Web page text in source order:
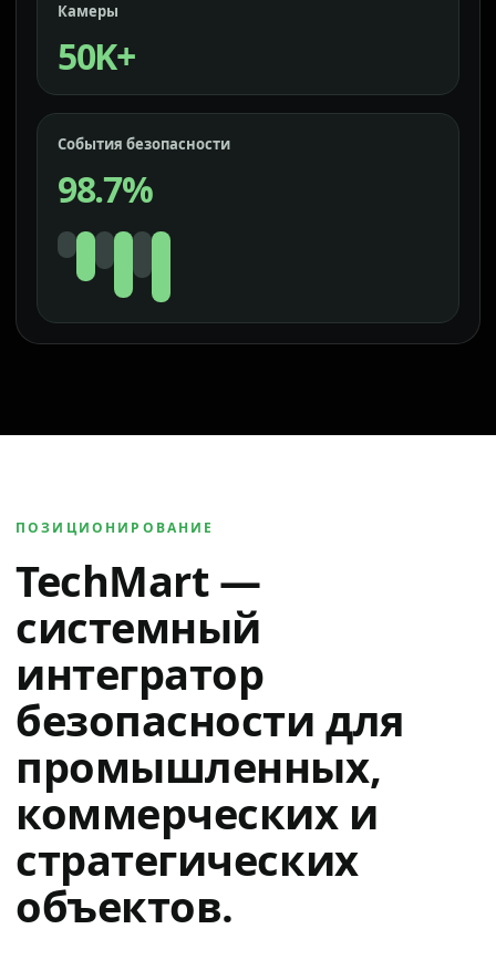
Камеры
50K+
События безопасности
98.7%
ПОЗИЦИОНИРОВАНИЕ
TechMart —
системный
интегратор
безопасности для
промышленных,
коммерческих и
стратегических
объектов.